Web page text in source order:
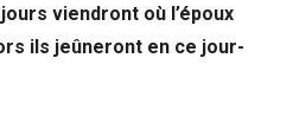
viendront où l’époux
ils jeûneront en ce jour-